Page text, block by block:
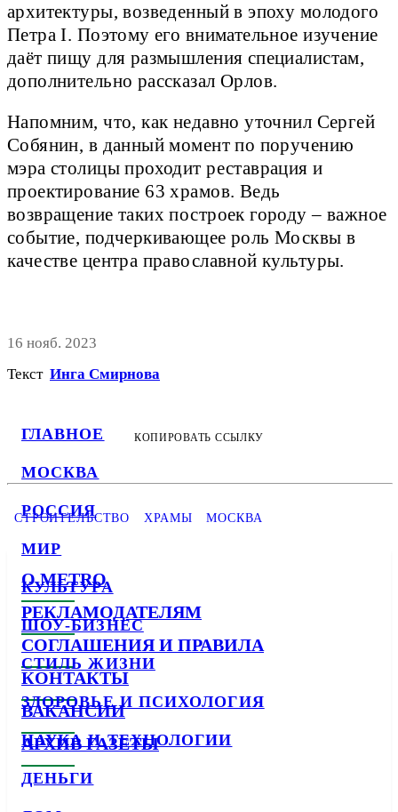
ГЛАВНОЕ
МОСКВА
РОССИЯ
МИР
КУЛЬТУРА
ШОУ-БИЗНЕС
СТИЛЬ ЖИЗНИ
ЗДОРОВЬЕ И ПСИХОЛОГИЯ
НАУКА И ТЕХНОЛОГИИ
ДЕНЬГИ
архитектуры, возведенный в эпоху молодого
Петра I. Поэтому его внимательное изучение
даёт пищу для размышления специалистам,
дополнительно рассказал Орлов.
Напомним, что, как недавно уточнил Сергей
Собянин, в данный момент по поручению
мэра столицы проходит реставрация и
проектирование 63 храмов. Ведь
возвращение таких построек городу – важное
событие, подчеркивающее роль Москвы в
качестве центра православной культуры.
16 нояб. 2023
Текст Инга Смирнова
КОПИРОВАТЬ ССЫЛКУ
СТРОИТЕЛЬСТВО ХРАМЫ МОСКВА
О METRO
РЕКЛАМОДАТЕЛЯМ
СОГЛАШЕНИЯ И ПРАВИЛА
КОНТАКТЫ
ВАКАНСИИ
АРХИВ ГАЗЕТЫ